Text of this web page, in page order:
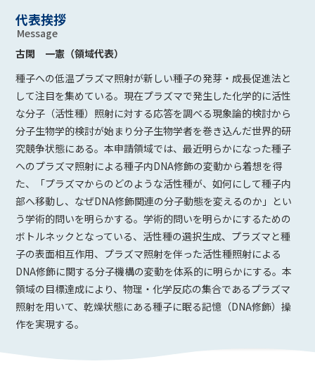
代表挨拶
Message
古閑 一憲（領域代表）
種子への低温プラズマ照射が新しい種子の発芽・成長促進法と
して注目を集めている。現在プラズマで発生した化学的に活性
な分子（活性種）照射に対する応答を調べる現象論的検討から
分子生物学的検討が始まり分子生物学者を巻き込んだ世界的研
究競争状態にある。本申請領域では、最近明らかになった種子
へのプラズマ照射による種子内DNA修飾の変動から着想を得
た、「プラズマからのどのような活性種が、如何にして種子内
部へ移動し、なぜDNA修飾関連の分子動態を変えるのか」とい
う学術的問いを明らかする。学術的問いを明らかにするための
ボトルネックとなっている、活性種の選択生成、プラズマと種
子の表面相互作用、プラズマ照射を伴った活性種照射による
DNA修飾に関する分子機構の変動を体系的に明らかにする。本
領域の目標達成により、物理・化学反応の集合であるプラズマ
照射を用いて、乾燥状態にある種子に眠る記憶（DNA修飾）操
作を実現する。